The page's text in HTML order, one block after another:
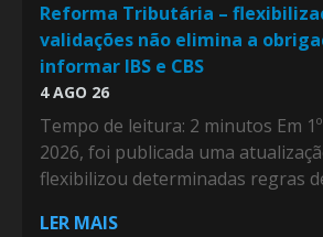
Reforma Tributária –
validações não elimina a
informar IBS e CBS
4 AGO 26
Tempo de leitura: 2 minutos Em
2026, foi publicada uma
flexibilizou determinadas regras
LER MAIS